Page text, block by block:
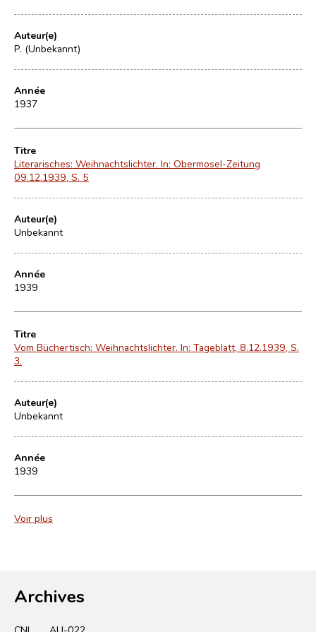
Auteur(e)
P. (Unbekannt)
Année
1937
Titre
Literarisches: Weihnachtslichter. In: Obermosel-Zeitung
09.12.1939, S. 5
Auteur(e)
Unbekannt
Année
1939
Titre
Vom Büchertisch: Weihnachtslichter. In: Tageblatt, 8.12.1939, S.
3.
Auteur(e)
Unbekannt
Année
1939
Voir plus
Archives